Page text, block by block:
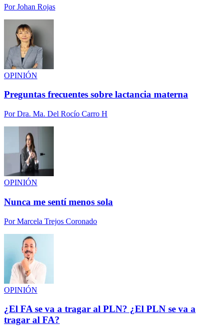
PorJohan Rojas
OPINIÓN
Preguntas frecuentes sobre lactancia materna
PorDra. Ma. Del Rocío Carro H
OPINIÓN
Nunca me sentí menos sola
PorMarcela Trejos Coronado
OPINIÓN
¿El FA se va a tragar al PLN? ¿El PLN se va a
tragar al FA?